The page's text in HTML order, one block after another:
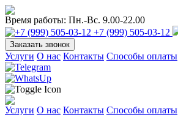
Время работы: Пн.-Вс. 9.00-22.00
+7 (999) 505-03-12
Заказать звонок
Услуги О нас Контакты Способы оплаты
Услуги О нас Контакты Способы оплаты